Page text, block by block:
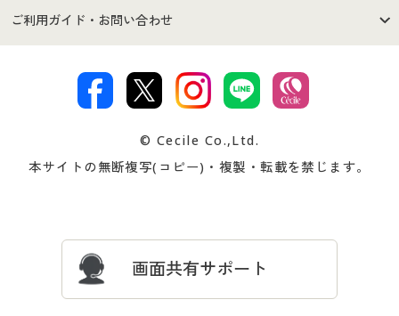
セシールご利用規約
著作権・商標について 会社案内
商品カテゴリ
プレゼント＆キャンペーン サイトマップ
ご利用ガイド・お問い合わせ
交換・返品は お支払は
ついて
忘れの場合
© Cecile Co.,Ltd.
本サイトの無断複写(コピー)・複製・転載を禁じます。
画面共有サポート